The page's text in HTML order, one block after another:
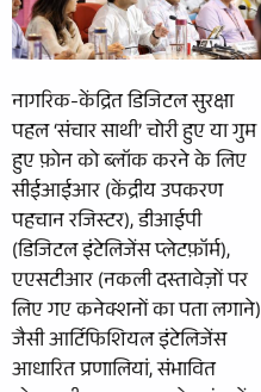
नागरिक-केंद्रित डिजिटल सुरक्षा
पहल ‘संचार साथी’ चोरी हुए या गुम
हुए फ़ोन को ब्लॉक करने के लिए
सीईआईआर (केंद्रीय उपकरण
पहचान रजिस्टर), डीआईपी
(डिजिटल इंटेलिजेंस प्लेटफ़ॉर्म),
एएसटीआर (नकली दस्तावेज़ों पर
लिए गए कनेक्शनों का पता लगाने)
जैसी आर्टिफिशियल इंटेलिजेंस
आधारित प्रणालियां, संभावित